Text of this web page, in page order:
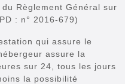
Règlement Général sur
: n° 2016-679)
qui assure le
assure la
sur 24, tous les jours
la possibilité